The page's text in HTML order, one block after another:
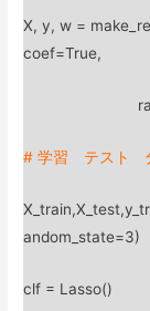
X, y, w =
coef=True,
# 学習 テスト
andom_state=3)
clf = Lasso()